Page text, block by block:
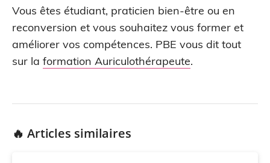
Vous êtes étudiant, praticien bien-être ou en
reconversion et vous souhaitez vous former et
améliorer vos compétences. PBE vous dit tout
sur la formation Auriculothérapeute.
🔥 Articles similaires